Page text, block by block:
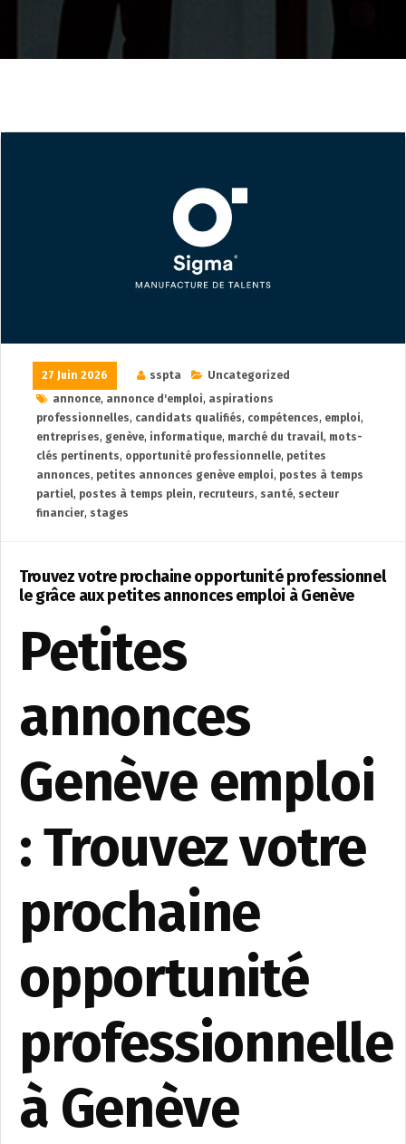
27 Juin 2026 sspta
Uncategorized
annonce, annonce d'emploi, aspirations
professionnelles, candidats qualifiés, compétences, emploi,
entreprises, genève, informatique, marché du travail, mots-
clés pertinents, opportunité professionnelle, petites
annonces, petites annonces genève emploi, postes à temps
partiel, postes à temps plein, recruteurs, santé, secteur
financier, stages
Trouvez votre prochaine opportunité professionnel
le grâce aux petites annonces emploi à Genève
Petites
annonces
Genève emploi
: Trouvez votre
prochaine
opportunité
professionnelle
à Genève